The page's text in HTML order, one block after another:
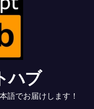
ハブ
語でお届けします！